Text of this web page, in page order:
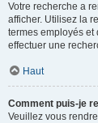
Votre recherche a
afficher. Utilisez la
termes employés
effectuer une
Haut
Comment puis-je
Veuillez vous